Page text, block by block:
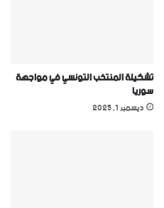
تشكيلة المنتخب التونسي في مواجهة
سوريا
ديسمبر 1, 2025